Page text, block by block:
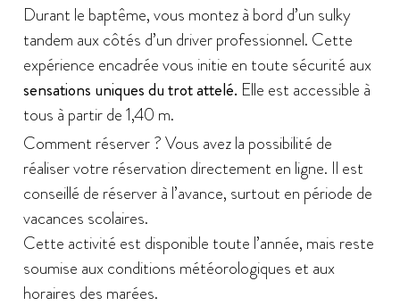
Durant le baptême, vous montez à bord d’un sulky
tandem aux côtés d’un driver professionnel. Cette
expérience encadrée vous initie en toute sécurité aux
sensations uniques du trot attelé. Elle est accessible à
tous à partir de 1,40 m.
Comment réserver ? Vous avez la possibilité de
réaliser votre réservation directement en ligne. Il est
conseillé de réserver à l’avance, surtout en période de
vacances scolaires.
Cette activité est disponible toute l’année, mais reste
soumise aux conditions météorologiques et aux
horaires des marées.